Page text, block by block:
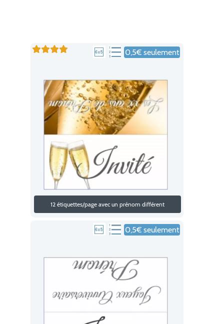
0,5€ seulement
12 étiquettes/page avec un prénom différent
0,5€ seulement